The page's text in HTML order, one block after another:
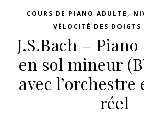
COURS DE PIANO ADULTE ,
VÉLOCITÉ DES DOIGTS
J.S.Bach –
en sol mineur
avec l’orchestre
réel